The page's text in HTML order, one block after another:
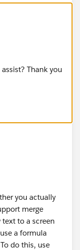
Thank you
you actually
merge
to a screen
a formula
do this, use